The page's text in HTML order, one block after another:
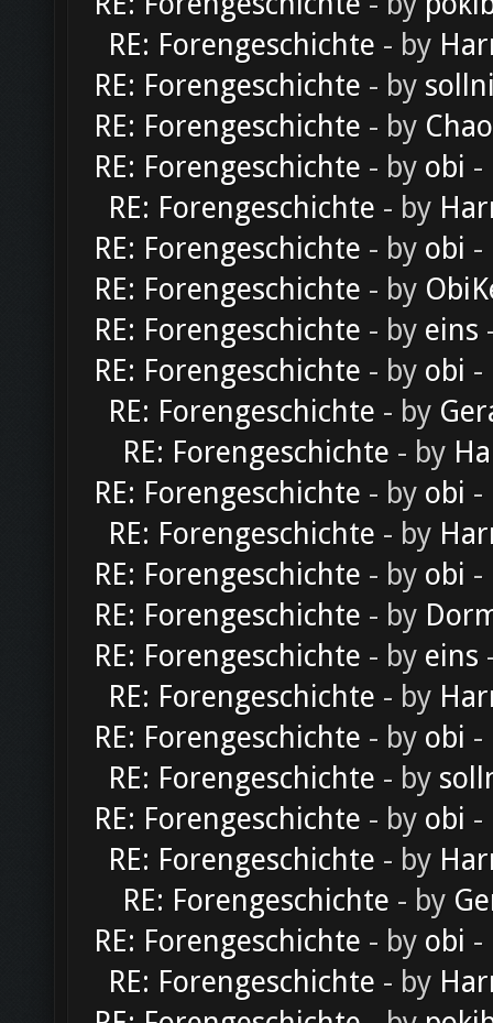
RE: Forengeschichte - by
RE: Forengeschichte - by
RE: Forengeschichte - by
RE: Forengeschichte - by obi -
RE: Forengeschichte - by
RE: Forengeschichte - by obi -
RE: Forengeschichte - by
RE: Forengeschichte - by eins
RE: Forengeschichte - by obi -
RE: Forengeschichte - by
RE: Forengeschichte - by
RE: Forengeschichte - by obi -
RE: Forengeschichte - by
RE: Forengeschichte - by obi -
RE: Forengeschichte - by
RE: Forengeschichte - by eins
RE: Forengeschichte - by
RE: Forengeschichte - by obi -
RE: Forengeschichte - by
RE: Forengeschichte - by obi -
RE: Forengeschichte - by
RE: Forengeschichte - by
RE: Forengeschichte - by obi -
RE: Forengeschichte - by